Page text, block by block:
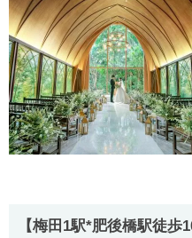
【梅田1駅*肥後橋駅徒